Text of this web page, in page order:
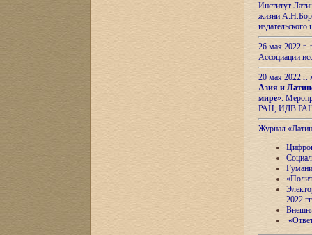
Институт
жизни
26 мая 2022
Ассоциации
20 мая 2022
Азия и
мире».
РАН, ИДВ
Журнал
2022